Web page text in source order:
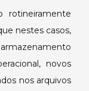
rotineiramente
nestes casos,
novos
nos arquivos